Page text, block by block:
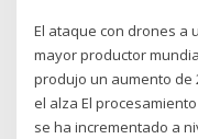
El ataque con drones a
mayor productor
produjo un aumento de
el alza El
se ha incrementado a